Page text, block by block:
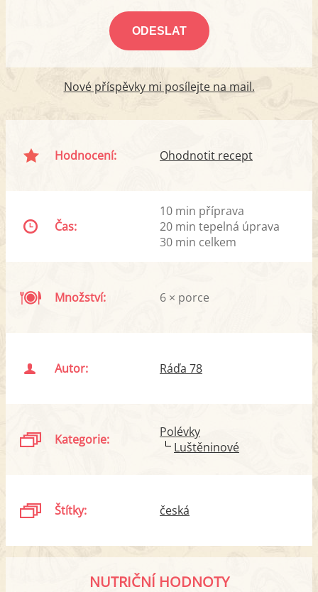
Nové příspěvky mi posílejte na mail.
Hodnocení: Ohodnotit recept
Čas:
10 min příprava
20 min tepelná úprava
30 min celkem
Množství: 6 × porce
Autor: Ráďa 78
Kategorie:
Polévky
Luštěninové
Štítky: česká
NUTRIČNÍ HODNOTY